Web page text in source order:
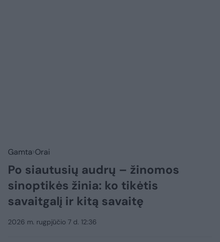
Gamta Orai
Po siautusių audrų – žinomos
sinoptikės žinia: ko tikėtis
savaitgalį ir kitą savaitę
2026 m. rugpjūčio 7 d. 12:36